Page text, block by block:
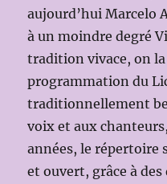
aujourd’hui Marcelo
à un moindre degré
tradition vivace, on
programmation du
traditionnellement
voix et aux
années, le répertoire
et ouvert, grâce à